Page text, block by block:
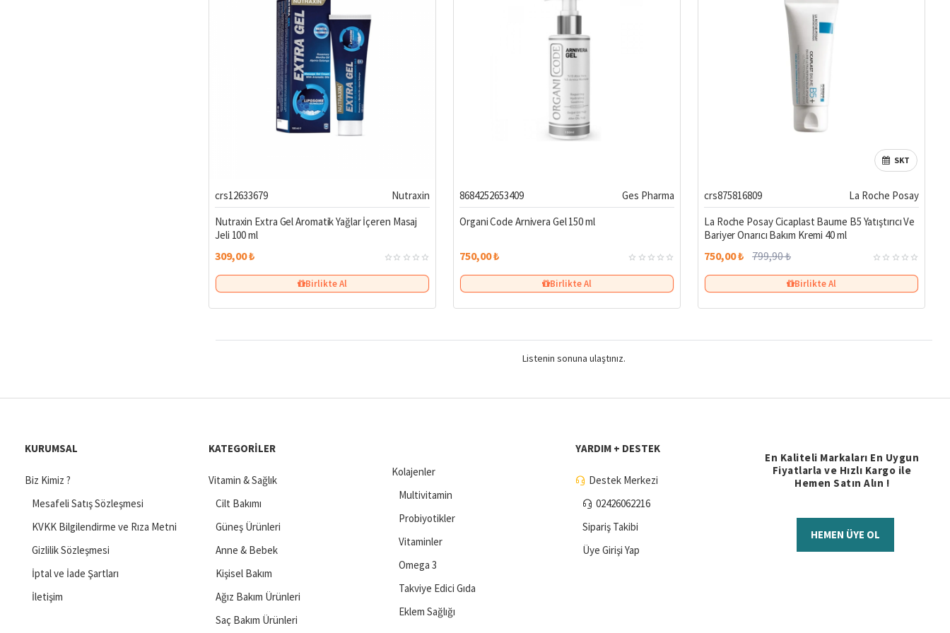
Duştan sonra cildiniz hâlâ nemliyken bakım ürününüzü uygulayın.
Haftada 1-2 kez vücut peelingi yapın.
Güneşli havalarda mutlaka SPF korumalı vücut losyonu kullanın.
CURESEL.COM ALIŞVERIŞ AVANTAJLARI
Orijinal ürün garantisi
Avantajlı fiyatlarve kampanyalar
Hızlı kargove güvenli ödeme seçenekleri
crs12633679
Nutraxin
Nutraxin Extra Gel Aromatik Yağlar İçeren Masaj
Jeli 100 ml
309,00 ₺
Birlikte Al
8684252653409
Ges Pharma
Organi Code Arnivera Gel 150 ml
750,00 ₺
Birlikte Al
SKT
crs875816809
La Roche Posay
La Roche Posay Cicaplast Baume B5 Yatıştırıcı Ve
Bariyer Onarıcı Bakım Kremi 40 ml
750,00 ₺ 799,90 ₺
Birlikte Al
Listenin sonuna ulaştınız.
KURUMSAL
Biz Kimiz ?
Mesafeli Satış Sözleşmesi
KVKK Bilgilendirme ve Rıza Metni
Gizlilik Sözleşmesi
İptal ve İade Şartları
İletişim
KATEGORILER
Vitamin & Sağlık
Cilt Bakımı
Güneş Ürünleri
Anne & Bebek
Kişisel Bakım
Ağız Bakım Ürünleri
Saç Bakım Ürünleri
Kolajenler
Multivitamin
Probiyotikler
Vitaminler
Omega 3
Takviye Edici Gıda
Eklem Sağlığı
YARDIM + DESTEK
Destek Merkezi
02426062216
Sipariş Takibi
Üye Girişi Yap
En Kaliteli Markaları En Uygun
Fiyatlarla ve Hızlı Kargo ile
Hemen Satın Alın !
HEMEN ÜYE OL